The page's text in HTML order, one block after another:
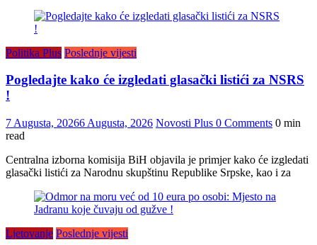
Politika Plus Poslednje vijesti
Pogledajte kako će izgledati glasački listići za NSRS
!
7 Augusta, 20266 Augusta, 2026 Novosti Plus 0 Comments 0 min
read
Centralna izborna komisija BiH objavila je primjer kako će izgledati
glasački listići za Narodnu skupštinu Republike Srpske, kao i za
Ljetovanje Poslednje vijesti